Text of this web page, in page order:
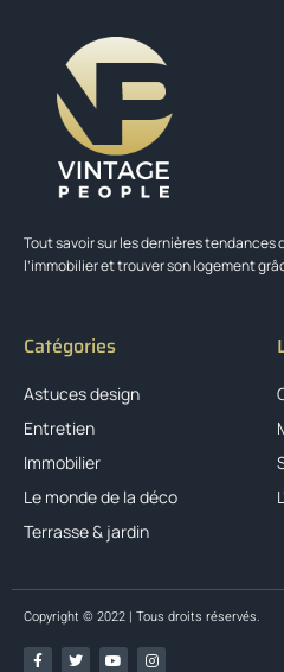
Tout savoir sur les dernières
l’immobilier et trouver son logement
Catégories
Astuces design
Entretien
Immobilier
Le monde de la déco
Terrasse & jardin
Copyright © 2022 | Tous droits réservés.